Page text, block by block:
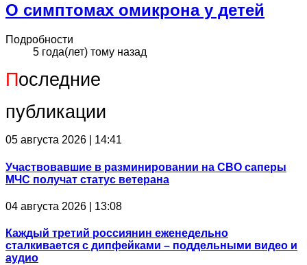
О симптомах омикрона у детей
Подробности
5 года(лет) тому назад
Последние
публикации
05 августа 2026 | 14:41
Участвовавшие в разминировании на СВО саперы
МЧС получат статус ветерана
04 августа 2026 | 13:08
Каждый третий россиянин еженедельно
сталкивается с дипфейками – поддельными видео и
аудио